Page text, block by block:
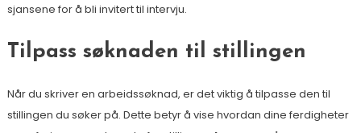
sjansene for å bli invitert til intervju.
Tilpass søknaden til stillingen
Når du skriver en arbeidssøknad, er det viktig å tilpasse den til
stillingen du søker på. Dette betyr å vise hvordan dine ferdigheter